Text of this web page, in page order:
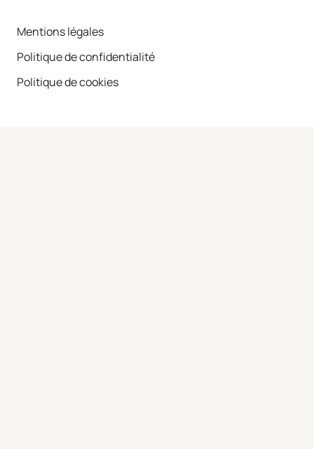
Mentions légales
Politique de confidentialité
Politique de cookies